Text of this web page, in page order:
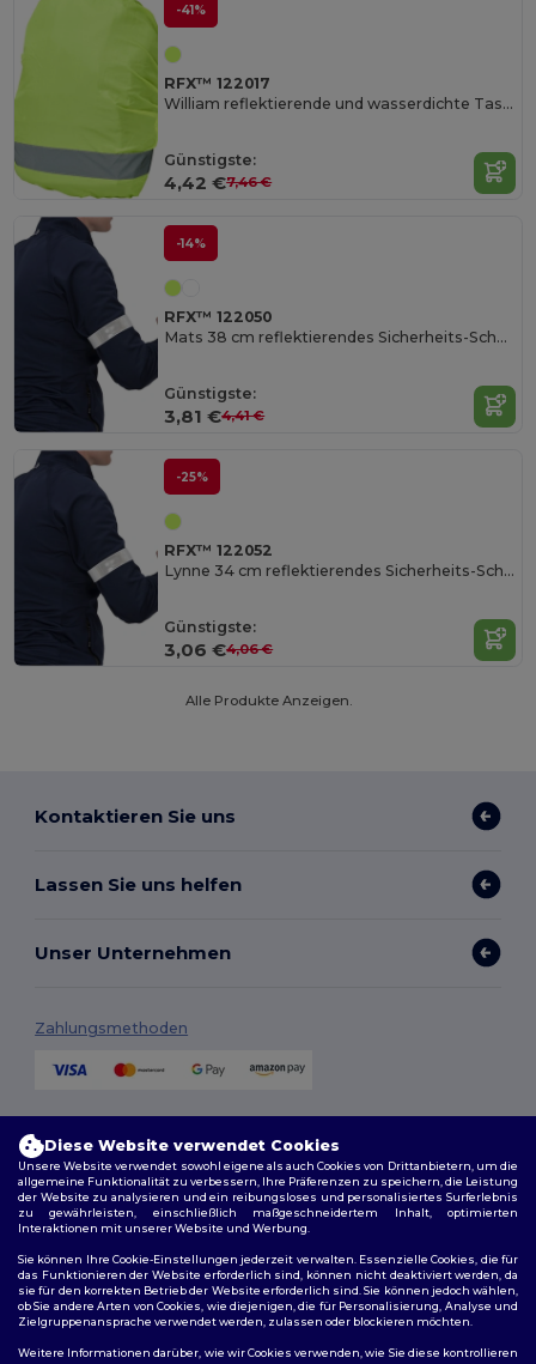
-41%
RFX™ 122017
William reflektierende und wasserdichte Taschenhülle
Günstigste:
4,42 €7,46 €
-14%
RFX™ 122050
Mats 38 cm reflektierendes Sicherheits-Schnapparmband
Günstigste:
3,81 €4,41 €
-25%
RFX™ 122052
Lynne 34 cm reflektierendes Sicherheits-Schnapparmband
Günstigste:
3,06 €4,06 €
Alle Produkte Anzeigen.
Kontaktieren Sie uns
Lassen Sie uns helfen
Unser Unternehmen
Zahlungsmethoden
Folge uns
Diese Website verwendet Cookies
Unsere Website verwendet sowohl eigene als auch Cookies von Drittanbietern, um die
allgemeine Funktionalität zu verbessern, Ihre Präferenzen zu speichern, die Leistung
der Website zu analysieren und ein reibungsloses und personalisiertes Surferlebnis
zu gewährleisten, einschließlich maßgeschneidertem Inhalt, optimierten
Interaktionen mit unserer Website und Werbung.
Sie können Ihre Cookie-Einstellungen jederzeit verwalten. Essenzielle Cookies, die für
das Funktionieren der Website erforderlich sind, können nicht deaktiviert werden, da
sie für den korrekten Betrieb der Website erforderlich sind. Sie können jedoch wählen,
ob Sie andere Arten von Cookies, wie diejenigen, die für Personalisierung, Analyse und
Zielgruppenansprache verwendet werden, zulassen oder blockieren möchten.
Weitere Informationen darüber, wie wir Cookies verwenden, wie Sie diese kontrollieren